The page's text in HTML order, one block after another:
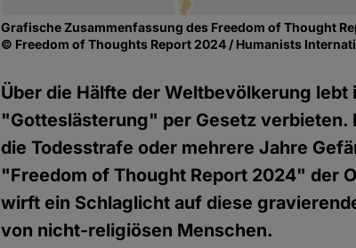
Grafische Zusammenfassung des Freedom of Thought
© Freedom of Thoughts Report 2024 / Humanists
Über die Hälfte der Weltbevölkerung lebt
"Gotteslästerung" per Gesetz verbieten.
die Todesstrafe oder mehrere Jahre
"Freedom of Thought Report 2024" der
wirft ein Schlaglicht auf diese
von nicht-religiösen Menschen.